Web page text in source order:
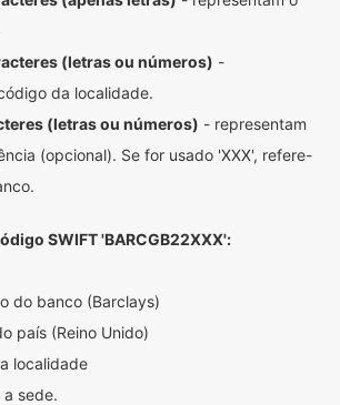
(letras ou números) -
da localidade.
(letras ou números) - representam
(opcional). Se for usado 'XXX', refere-
SWIFT 'BARCGB22XXX':
do banco (Barclays)
país (Reino Unido)
localidade
a sede.